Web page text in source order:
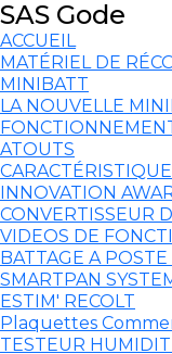
SAS Gode
ACCUEIL
MATÉRIEL DE
MINIBATT
LA NOUVELLE
ATOUTS
INNOVATION
CONVERTISSEUR
VIDEOS DE
BATTAGE A POSTE
SMARTPAN
ESTIM' RECOLT
Plaquettes
TESTEUR